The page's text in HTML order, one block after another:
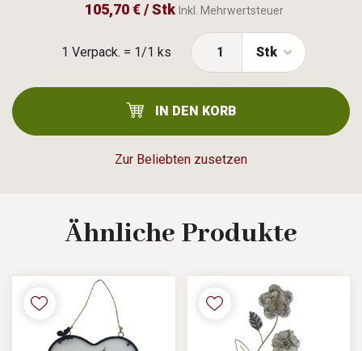
1 Verpack. = 1/1 ks
Zur Beliebten zusetzen
105,70 € / Stk Inkl. Mehrwertsteuer
Stk
IN DEN KORB
Ähnliche Produkte